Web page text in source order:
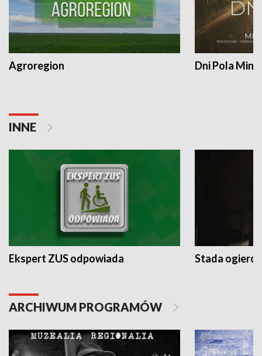
Agroregion Dni Pola
INNE
Ekspert ZUS odpowiada Stada
ARCHIWUM PROGRAMÓW